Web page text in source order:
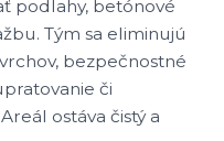
podlahy, betónové
Tým sa eliminujú
bezpečnostné
či
ostáva čistý a